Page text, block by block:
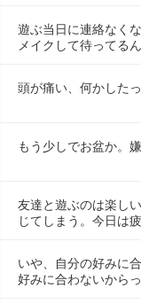
遊ぶ当日に連絡なく
メイクして待ってる
頭が痛い、何かした
もう少しでお盆か。嫌
友達と遊ぶのは楽し
じてしまう。今日は
いや、自分の好みに
好みに合わないから